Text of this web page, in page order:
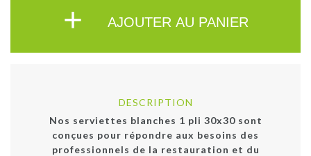
+ AJOUTER AU PANIER
DESCRIPTION
Nos serviettes blanches 1 pli 30x30 sont
conçues pour répondre aux besoins des
professionnels de la restauration et du